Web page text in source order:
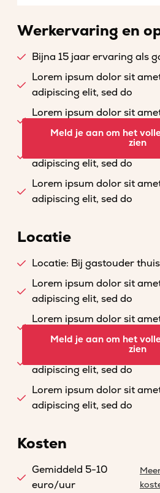
Werkervaring en
Bijna 15 jaar ervaring als
Lorem ipsum dolor sit
adipiscing elit, sed do
Lorem ipsum dolor sit
adipiscing elit, sed do
Lorem ipsum dolor sit
adipiscing elit, sed do
Lorem ipsum dolor sit
adipiscing elit, sed do
Meld je aan om het
zien
Locatie
Locatie: Bij gastouder thuis
Lorem ipsum dolor sit
adipiscing elit, sed do
Lorem ipsum dolor sit
adipiscing elit, sed do
Lorem ipsum dolor sit
adipiscing elit, sed do
Lorem ipsum dolor sit
adipiscing elit, sed do
Meld je aan om het
zien
Kosten
Gemiddeld 5-10
euro/uur